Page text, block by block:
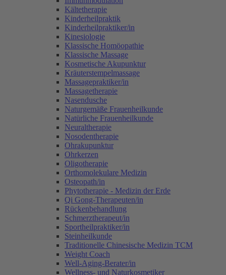
Kältetherapie
Kinderheilpraktik
Kinderheilpraktiker/in
Kinesiologie
Klassische Homöopathie
Klassische Massage
Kosmetische Akupunktur
Kräuterstempelmassage
Massagepraktiker/in
Massagetherapie
Nasendusche
Naturgemäße Frauenheilkunde
Natürliche Frauenheilkunde
Neuraltherapie
Nosodentherapie
Ohrakupunktur
Ohrkerzen
Oligotherapie
Orthomolekulare Medizin
Osteopath/in
Phytotherapie - Medizin der Erde
Qi Gong-Therapeuten/in
Rückenbehandlung
Schmerztherapeut/in
Sportheilpraktiker/in
Steinheilkunde
Traditionelle Chinesische Medizin TCM
Weight Coach
Well-Aging-Berater/in
Wellness- und Naturkosmetiker